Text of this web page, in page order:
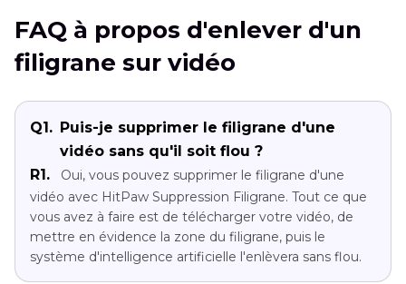
FAQ à propos d'enlever d'un
filigrane sur vidéo
Q1. Puis-je supprimer le filigrane d'une
vidéo sans qu'il soit flou ?
R1.
Oui, vous pouvez supprimer le filigrane d'une
vidéo avec HitPaw Suppression Filigrane. Tout ce que
vous avez à faire est de télécharger votre vidéo, de
mettre en évidence la zone du filigrane, puis le
système d'intelligence artificielle l'enlèvera sans flou.